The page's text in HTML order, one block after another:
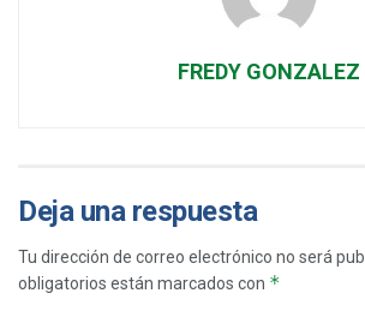
FREDY GONZALEZ
Deja una respuesta
Tu dirección de correo electrónico no será
obligatorios están marcados con *